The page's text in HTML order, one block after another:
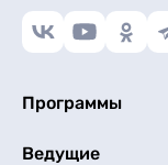
Программы
Ведущие